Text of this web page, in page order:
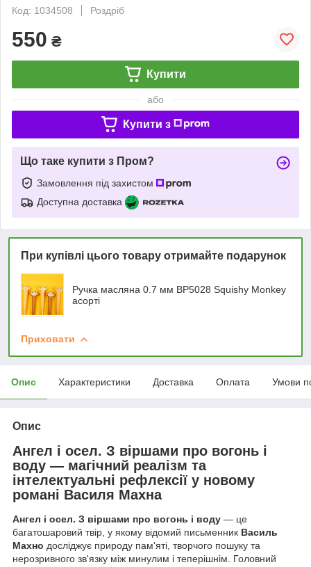
Код: 1034508
Роздріб
550 ₴
Купити
або
Купити з
Що таке купити з Пром?
Замовлення під захистом
Доступна доставка
При купівлі цього товару отримайте подарунок
Ручка масляна 0.7 мм BP5028 Squishy Monkey
асорті
Приховати
Опис Характеристики Доставка Оплата Умови
Опис
Ангел і осел. З віршами про вогонь і
воду — магічний реалізм та
інтелектуальні рефлексії у новому
романі Василя Махна
Ангел і осел. З віршами про вогонь і воду — це
багатошаровий твір, у якому відомий письменник Василь
Махно досліджує природу пам'яті, творчого пошуку та
нерозривного зв'язку між минулим і теперішнім. Головний